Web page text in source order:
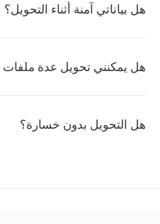
هل بياناتي آمنة أثناء التحويل؟
هل يمكنني تحويل عدة ملفات JFIF إلى AI دفعة واحدة؟
هل التحويل بدون خسارة؟